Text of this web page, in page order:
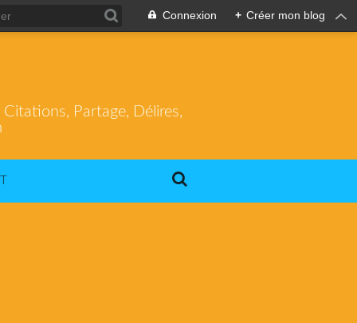
Connexion + Créer mon blog
Partage, Délires,